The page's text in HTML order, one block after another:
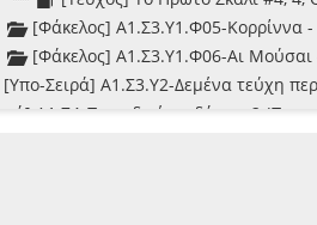
[Φάκελος] Α1.Σ3.Υ1.Φ05-Κορρίννα -
[Φάκελος] Α1.Σ3.Υ1.Φ06-Αι
[Υπο-Σειρά] Α1.Σ3.Υ2-Δεμένα τεύχη
Α1.Σ4-Περιοδικές εκδόσεις 2